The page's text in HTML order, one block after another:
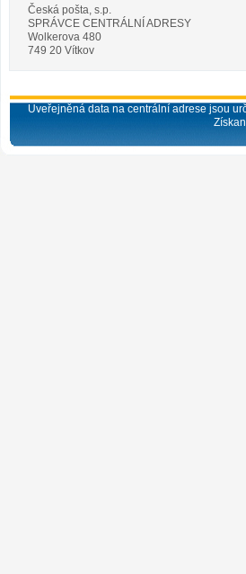
Česká pošta, s.p.
SPRÁVCE CENTRÁLNÍ ADRESY
Wolkerova 480
749 20 Vítkov
Uveřejněná data na centrální adrese jsou